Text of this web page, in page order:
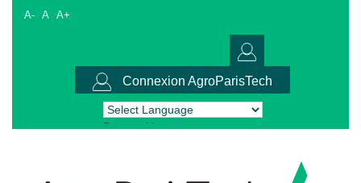
A- A A+
Connexion AgroParisTech
Powered by Translate